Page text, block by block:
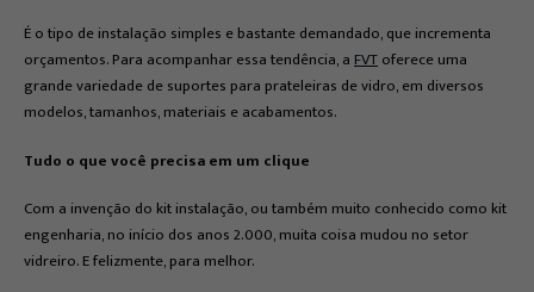
É o tipo de instalação simples e bastante demandado, que incrementa
orçamentos. Para acompanhar essa tendência, aFVToferece uma
grande variedade de suportes para prateleiras de vidro, em diversos
modelos, tamanhos, materiais e acabamentos.
Tudo o que você precisa em um clique
Com a invenção do kit instalação, ou também muito conhecido como kit
engenharia, no início dos anos 2.000, muita coisa mudou no setor
vidreiro. E felizmente, para melhor.